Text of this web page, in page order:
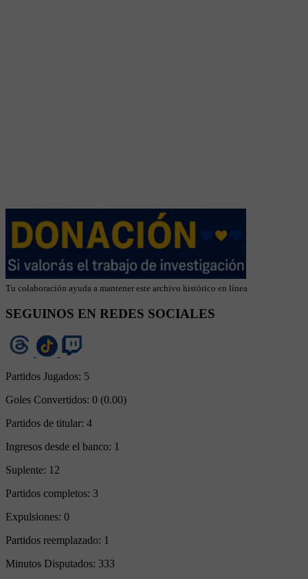
Tu colaboración ayuda a mantener este archivo histórico en línea
SEGUINOS EN REDES SOCIALES
Partidos Jugados: 5
Goles Convertidos: 0 (0.00)
Partidos de titular: 4
Ingresos desde el banco: 1
Suplente: 12
Partidos completos: 3
Expulsiones: 0
Partidos reemplazado: 1
Minutos Disputados: 333